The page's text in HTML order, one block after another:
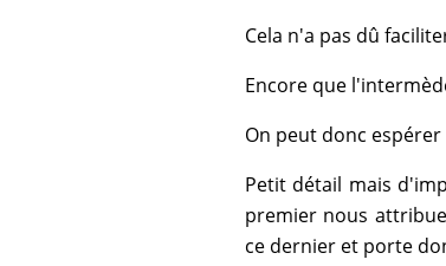
Cela n'a pas dû
Encore que
On peut donc
Petit détail mais
premier nous
ce dernier et porte